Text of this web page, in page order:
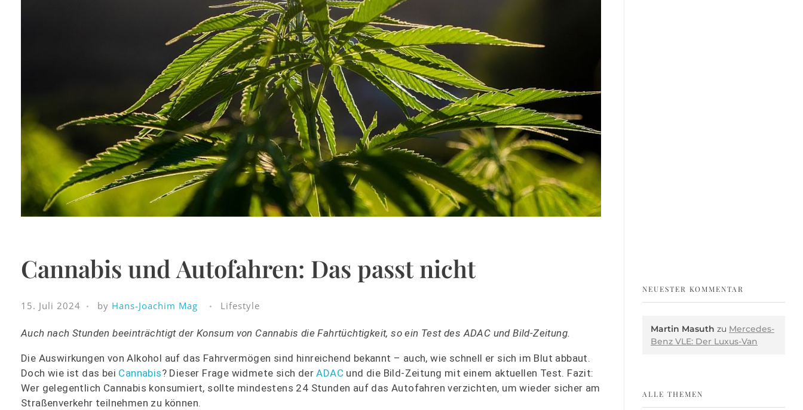
Cannabis und Autofahren: Das passt nicht
15. Juli 2024 by Hans-Joachim Mag Lifestyle
Auch nach Stunden beeinträchtigt der Konsum von Cannabis die Fahrtüchtigkeit, so ein Test des ADAC und Bild-Zeitung.
Die Auswirkungen von Alkohol auf das Fahrvermögen sind hinreichend bekannt – auch, wie schnell er sich im Blut abbaut.
Doch wie ist das bei Cannabis? Dieser Frage widmete sich derADAC und die Bild-Zeitung mit einem aktuellen Test. Fazit:
Wer gelegentlich Cannabis konsumiert, sollte mindestens 24 Stunden auf das Autofahren verzichten, um wieder sicher am
Straßenverkehr teilnehmen zu können.
NEUESTER KOMMENTAR
Martin Masuth zu Mercedes-
Benz VLE: Der Luxus-Van
ALLE THEMEN